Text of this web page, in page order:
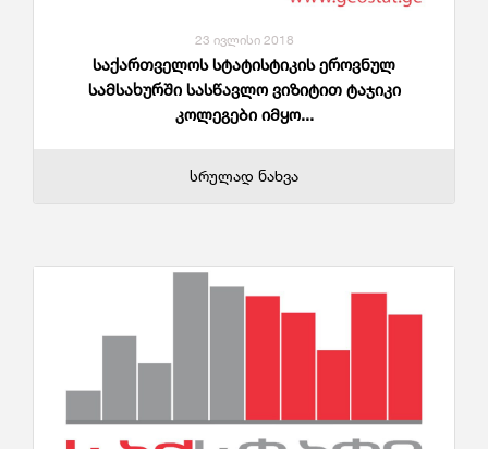
23 ივლისი 2018
საქართველოს სტატისტიკის ეროვნულ
სამსახურში სასწავლო ვიზიტით ტაჯიკი
კოლეგები იმყო...
სრულად ნახვა